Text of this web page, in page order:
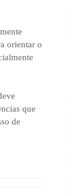
orientar o
que
de